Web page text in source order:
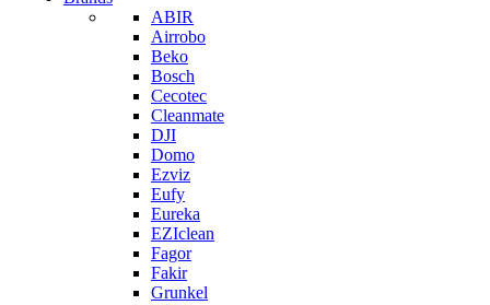
ABIR
Airrobo
Beko
Bosch
Cecotec
Cleanmate
DJI
Domo
Ezviz
Eufy
Eureka
EZIclean
Fagor
Fakir
Grunkel